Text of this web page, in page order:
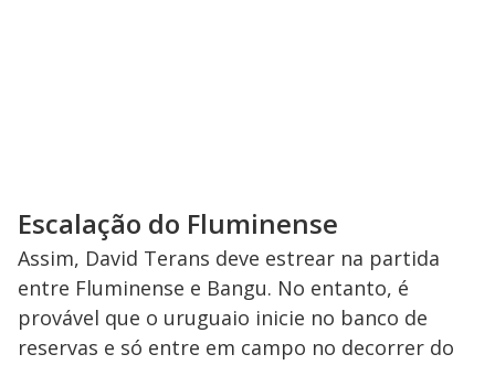
Escalação do Fluminense
Assim, David Terans deve estrear na partida
entre Fluminense e Bangu. No entanto, é
provável que o uruguaio inicie no banco de
reservas e só entre em campo no decorrer do